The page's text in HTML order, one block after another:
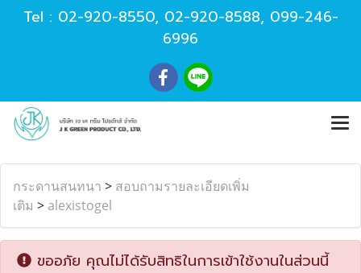
Tel : 02-920-8550, 02-920-8588, 099-246-
6996
กระดานสนทนา > สอบถามรายละเอียดเพิ่ม
เติม > alexistogel
ขออภัย คุณไม่ได้รับสิทธิในการเข้าใช้งานในส่วนนี้